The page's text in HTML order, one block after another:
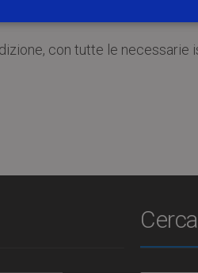
presentazione di liste e
con tutte le necessarie
Cerca